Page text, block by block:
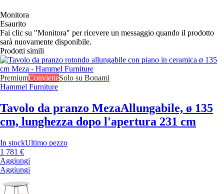
Monitora
Esaurito
Fai clic su "Monitora" per ricevere un messaggio quando il prodotto
sarà nuovamente disponibile.
Prodotti simili
PremiumConvieneSolo su Bonami
Hammel Furniture
Tavolo da pranzo MezaAllungabile, ø 135
cm, lunghezza dopo l'apertura 231 cm
In stockUltimo pezzo
1 781 €
Aggiungi
Aggiungi